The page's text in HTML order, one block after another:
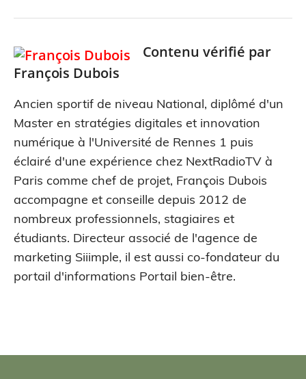
Contenu vérifié par
François Dubois
Ancien sportif de niveau National, diplômé d'un
Master en stratégies digitales et innovation
numérique à l'Université de Rennes 1 puis
éclairé d'une expérience chez NextRadioTV à
Paris comme chef de projet, François Dubois
accompagne et conseille depuis 2012 de
nombreux professionnels, stagiaires et
étudiants. Directeur associé de l'agence de
marketing Siiimple, il est aussi co-fondateur du
portail d'informations Portail bien-être.